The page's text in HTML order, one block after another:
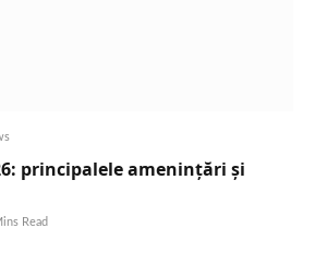
principalele amenințări și
Read